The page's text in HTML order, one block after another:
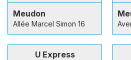
Meudon
Allée Marcel Simon 16
U Express